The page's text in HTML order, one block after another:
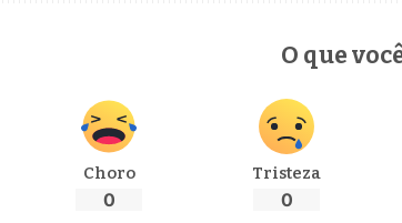
O que
Choro
0
Tristeza
0